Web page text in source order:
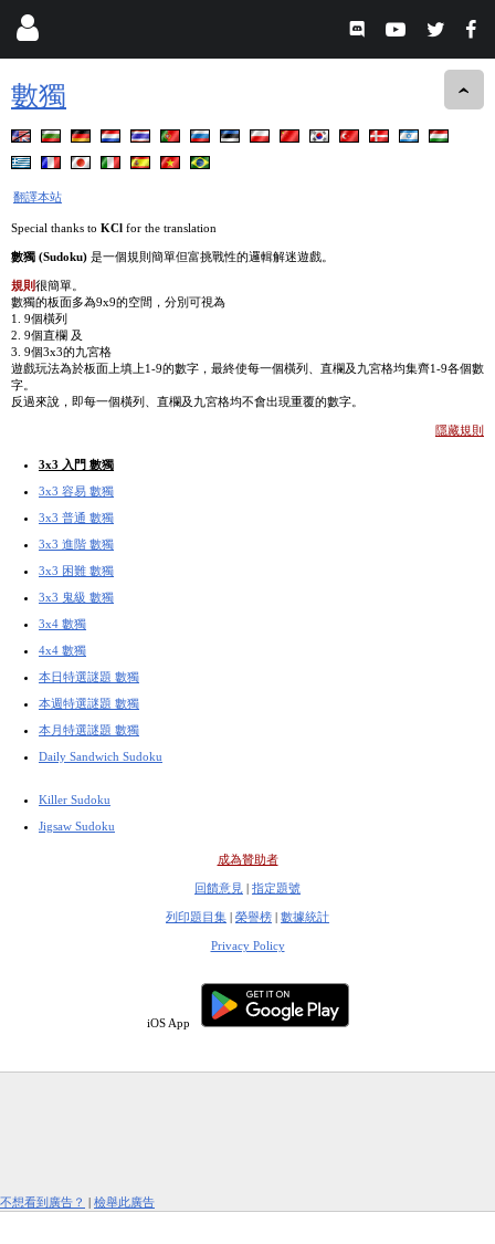
數獨
翻譯本站
Special thanks to KCl for the translation
數獨 (Sudoku) 是一個規則簡單但富挑戰性的邏輯解迷遊戲。
規則很簡單。
數獨的板面多為9x9的空間，分別可視為
1. 9個橫列
2. 9個直欄 及
3. 9個3x3的九宮格
遊戲玩法為於板面上填上1-9的數字，最終使每一個橫列、直欄及九宮格均集齊1-9各個數
字。
反過來說，即每一個橫列、直欄及九宮格均不會出現重覆的數字。
隱藏規則
3x3 入門 數獨
3x3 容易 數獨
3x3 普通 數獨
3x3 進階 數獨
3x3 困難 數獨
3x3 鬼級 數獨
3x4 數獨
4x4 數獨
本日特選謎題 數獨
本週特選謎題 數獨
本月特選謎題 數獨
Daily Sandwich Sudoku
Killer Sudoku
Jigsaw Sudoku
成為贊助者
回饋意見 | 指定題號
列印題目集 | 榮譽榜 | 數據統計
Privacy Policy
iOS App
不想看到廣告？ | 檢舉此廣告